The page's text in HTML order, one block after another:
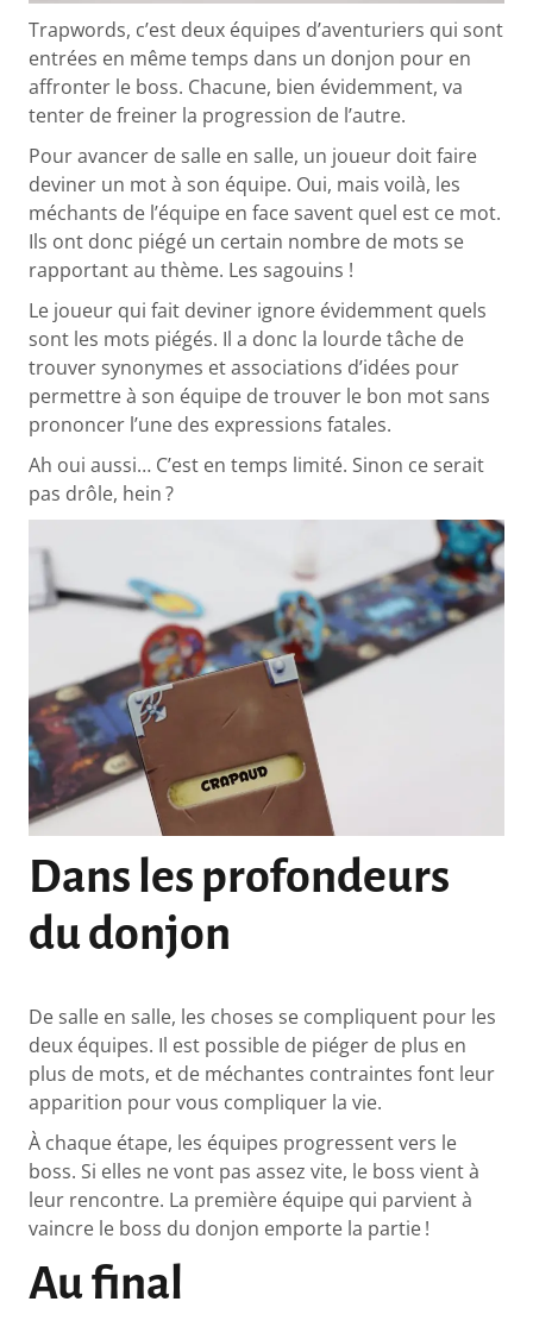
Trapwords, c’est deux équipes d’aventuriers qui sont
entrées en même temps dans un donjon pour en
affronter le boss. Chacune, bien évidemment, va
tenter de freiner la progression de l’autre.
Pour avancer de salle en salle, un joueur doit faire
deviner un mot à son équipe. Oui, mais voilà, les
méchants de l’équipe en face savent quel est ce mot.
Ils ont donc piégé un certain nombre de mots se
rapportant au thème. Les sagouins !
Le joueur qui fait deviner ignore évidemment quels
sont les mots piégés. Il a donc la lourde tâche de
trouver synonymes et associations d’idées pour
permettre à son équipe de trouver le bon mot sans
prononcer l’une des expressions fatales.
Ah oui aussi… C’est en temps limité. Sinon ce serait
pas drôle, hein ?
Dans les profondeurs
du donjon
De salle en salle, les choses se compliquent pour les
deux équipes. Il est possible de piéger de plus en
plus de mots, et de méchantes contraintes font leur
apparition pour vous compliquer la vie.
À chaque étape, les équipes progressent vers le
boss. Si elles ne vont pas assez vite, le boss vient à
leur rencontre. La première équipe qui parvient à
vaincre le boss du donjon emporte la partie !
Au final